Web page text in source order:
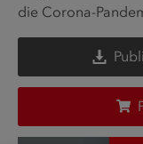
die Corona-